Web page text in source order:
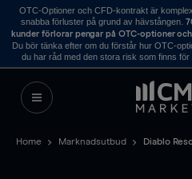
OTC-Optioner och CFD-kontrakt är
snabba förluster på grund av hävstången.
kunder förlorar pengar på OTC-optioner
Du bör tänka efter om du förstår hur OTC-
du har råd med den stora risk som finns
Home Marknadsutbud Diablo